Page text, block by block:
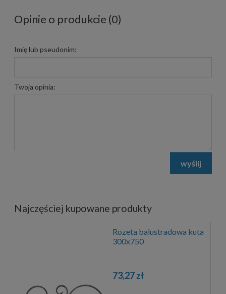
Opinie o produkcie (0)
Imię lub pseudonim:
Twoja opinia:
wyślij
Najczęściej kupowane produkty
Rozeta balustradowa kuta
300x750
73,27 zł